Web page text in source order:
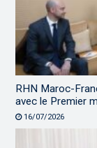
RHN Maroc-
avec le Premier
16/07/2026